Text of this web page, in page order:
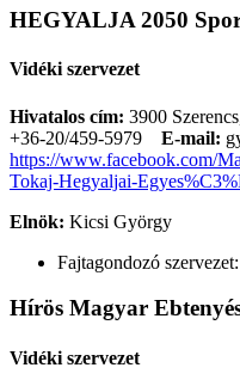
HEGYALJA 2050
Vidéki szervezet
Hivatalos cím: 3900
+36-20/459-5979
E-mail:
https://www.facebook.com/
Tokaj-Hegyaljai-
Elnök: Kicsi György
Fajtagondozó szervezet:
Hírös Magyar
Vidéki szervezet